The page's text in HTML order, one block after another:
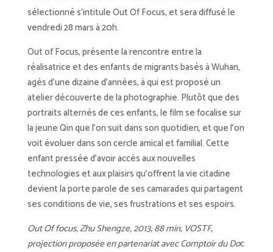
sélectionné s’intitule Out Of Focus, et sera diffusé le
vendredi 28 mars à 20h.
Out of Focus, présente la rencontre entre la
réalisatrice et des enfants de migrants basés à Wuhan,
agés d’une dizaine d’années, à qui est proposé un
atelier découverte de la photographie. Plutôt que des
portraits alternés de ces enfants, le film se focalise sur
la jeune Qin que l’on suit dans son quotidien, et que l’on
voit évoluer dans son cercle amical et familial. Cette
enfant pressée d’avoir accès aux nouvelles
technologies et aux plaisirs qu’offrent la vie citadine
devient la porte parole de ses camarades qui partagent
ses conditions de vie, ses frustrations et ses espoirs.
Out Of focus, Zhu Shengze, 2013, 88 min, VOSTF,
projection proposée en partenariat avec Comptoir du Doc